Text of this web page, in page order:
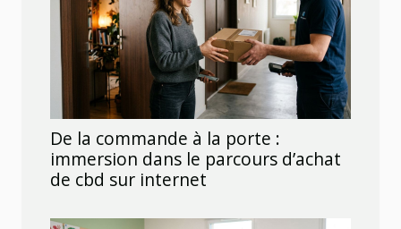
De la commande à la porte :
immersion dans le parcours d’achat
de cbd sur internet